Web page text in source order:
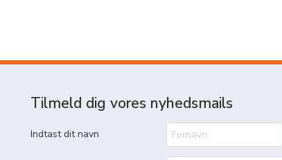
Tilmeld dig vores nyhedsmails
Indtast dit navn